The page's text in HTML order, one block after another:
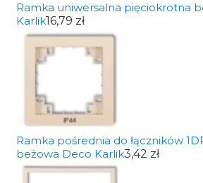
Ramka uniwersalna pięciokrotna
Karlik16,79 zł
Ramka pośrednia do łączników
beżowa Deco Karlik3,42 zł